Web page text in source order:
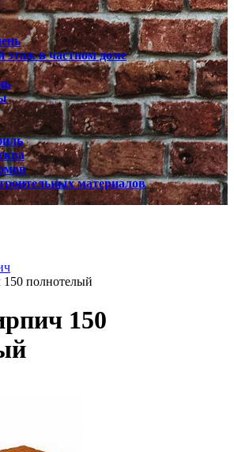
этаж в частном доме
материалов
полнотелый
150